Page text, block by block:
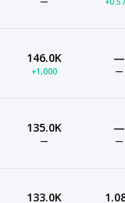
146.0K
+1,000
—
—
135.0K
—
—
—
133.0K